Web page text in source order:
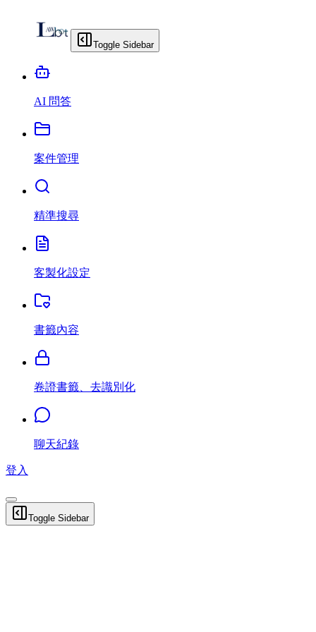
Toggle Sidebar
AI 問答
案件管理
精準搜尋
客製化設定
書籤內容
卷證書籤、去識別化
聊天紀錄
登入
Toggle Sidebar